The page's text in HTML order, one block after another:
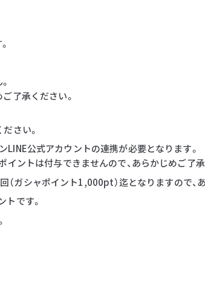
了承ください。
さい。
LINE公式アカウントの連携が必要となります。
ントは付与できませんので、あらかじめご了承
ガシャポイント1,000pt）迄となりますので、
トです。